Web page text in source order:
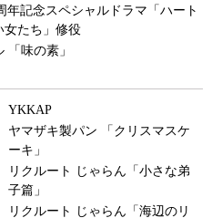
年記念スペシャルドラマ「ハート
女たち」修役
「味の素」
YKKAP
ヤマザキ製パン 「クリスマスケ
ーキ」
リクルート じゃらん「小さな弟
子篇」
リクルート じゃらん「海辺のリ